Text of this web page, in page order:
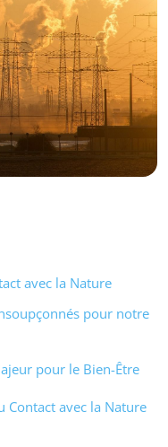
avec la Nature
pour notre
pour le Bien-Être
Contact avec la Nature